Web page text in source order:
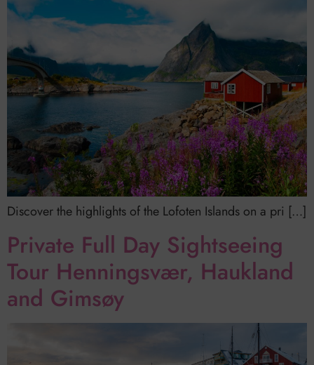
Discover the highlights of the Lofoten Islands on a pri […]
Private Full Day Sightseeing
Tour Henningsvær, Haukland
and Gimsøy